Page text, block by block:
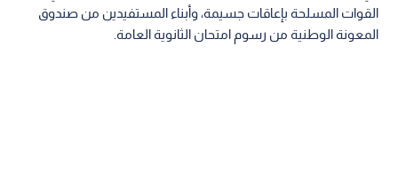
القوات المسلحة بإعاقات جسيمة، وأبناء المستفيدين من صندوق
المعونة الوطنية من رسوم امتحان الثانوية العامة.